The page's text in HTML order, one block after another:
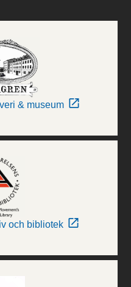
& museum
och bibliotek